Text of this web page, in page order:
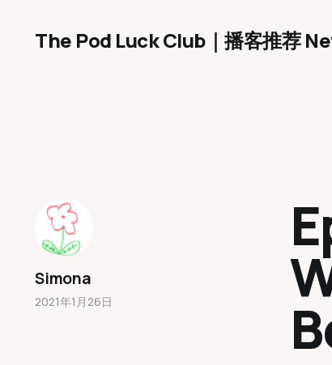
The Pod Luck Club｜播客推荐
Simona
2021年1月26日